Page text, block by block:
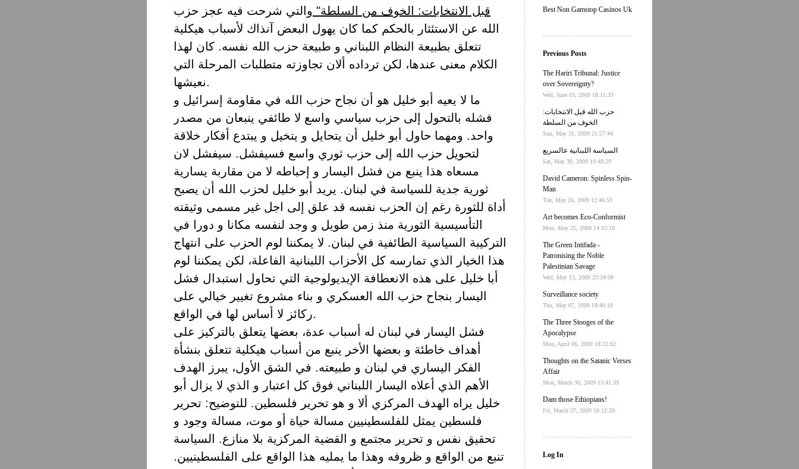
قبل الانتخابات: الخوف من السلطة" والتي شرحت فيه عجز حزب
الله عن الاستئثار بالحكم كما كان يهول البعض آنذاك لأسباب هيكلية
تتعلق بطبيعة النظام اللبناني و طبيعة حزب الله نفسه. كان لهذا
الكلام معنى عندها، لكن ترداده ألان تجاوزته متطلبات المرحلة التي
نعيشها.
ما لا يعيه أبو خليل هو أن نجاح حزب الله في مقاومة إسرائيل و
فشله بالتحول إلى حزب سياسي واسع لا طائفي ينبعان من مصدر
واحد. ومهما حاول أبو خليل أن يتحايل و يتخيل و يبتدع أفكار خلاقة
لتحويل حزب الله إلى حزب ثوري واسع فسيفشل. سيفشل لان
مسعاه هذا ينبع من فشل اليسار و إحباطه لا من مقاربة يسارية
ثورية جدية للسياسة في لبنان. يريد أبو خليل لحزب الله أن يصبح
أداة للثورة رغم إن الحزب نفسه قد علق إلى اجل غير مسمى وثيقته
التأسيسية الثورية منذ زمن طويل و وجد لنفسه مكانا و دورا في
التركيبة السياسية الطائفية في لبنان. لا يمكننا لوم الحزب على انتهاج
هذا الخيار الذي تمارسه كل الأحزاب اللبنانية الفاعلة، لكن يمكننا لوم
أبا خليل على هذه الانعطافة الإيديولوجية التي تحاول استبدال فشل
اليسار بنجاح حزب الله العسكري و بناء مشروع تغيير خيالي على
ركائز لا أساس لها في الواقع.
فشل اليسار في لبنان له أسباب عدة، بعضها يتعلق بالتركيز على
أهداف خاطئة و بعضها الأخر ينبع من أسباب هيكلية تتعلق بنشأة
الفكر اليساري في لبنان و طبيعته. في الشق الأول، يبرز الهدف
الأهم الذي أعلاه اليسار اللبناني فوق كل اعتبار و الذي لا يزال أبو
خليل يراه الهدف المركزي ألا و هو تحرير فلسطين. للتوضيح: تحرير
فلسطين يمثل للفلسطينيين مسالة حياة أو موت، مسالة وجود و
تحقيق نفس و تحرير مجتمع و القضية المركزية بلا منازع. السياسة
تنبع من الواقع و ظروفه وهذا ما يمليه هذا الواقع على الفلسطينيين.
Best Non Gamstop Casinos Uk
Previous Posts
The Hariri Tribunal: Justice
over Sovereignty?
Wed, June 03, 2009 18:11:33
حزب الله قبل الانتخابات:
الخوف من السلطة
Sun, May 31, 2009 21:57:44
السياسة اللبنانية عالسريع
Sat, May 30, 2009 19:48:29
David Cameron: Spinless Spin-
Man
Tue, May 26, 2009 12:46:53
Art becomes Eco-Conformist
Mon, May 25, 2009 14:15:18
The Green Intifada -
Patronising the Noble
Palestinian Savage
Wed, May 13, 2009 23:34:08
Surveillance society
Thu, May 07, 2009 18:40:18
The Three Stooges of the
Apocalypse
Mon, April 06, 2009 18:22:02
Thoughts on the Satanic Verses
Affair
Mon, March 30, 2009 13:41:39
Dam those Ethiopians!
Fri, March 27, 2009 18:12:29
Log In